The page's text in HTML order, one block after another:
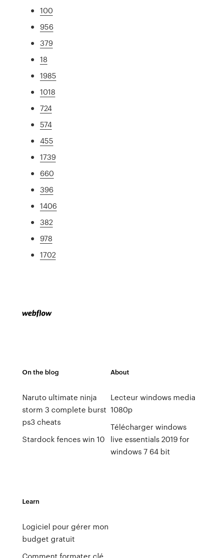
100
956
379
18
1985
1018
724
574
455
1739
660
396
1406
382
978
1702
On the blog
Naruto ultimate ninja
storm 3 complete burst
ps3 cheats
Stardock fences win 10
About
Lecteur windows media
1080p
Télécharger windows
live essentials 2019 for
windows 7 64 bit
Learn
Logiciel pour gérer mon
budget gratuit
Comment formater clé